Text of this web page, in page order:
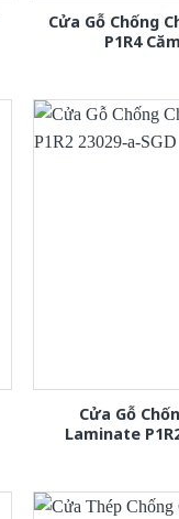
Cửa Gỗ Chống
P1R4
Cửa Gỗ
Laminate